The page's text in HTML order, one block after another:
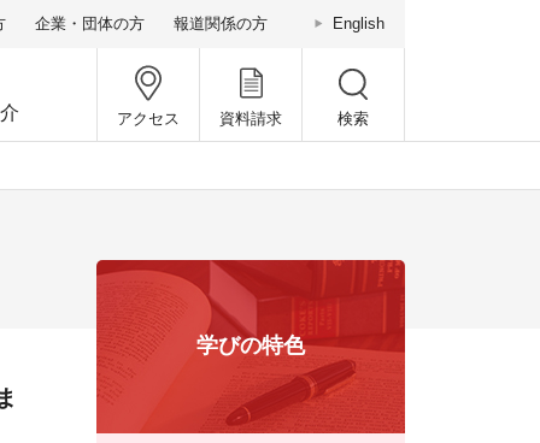
企業・団体の方 報道関係の方 English
アクセス 資料請求 検索
学びの特色